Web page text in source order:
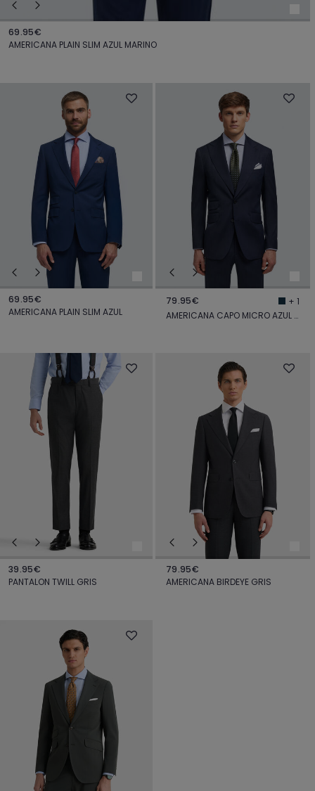
69.95€
AMERICANA PLAIN SLIM AZUL MARINO
69.95€
AMERICANA PLAIN SLIM AZUL
79.95€
+ 1
AMERICANA CAPO MICRO AZUL MARINO
39.95€
PANTALON TWILL GRIS
79.95€
AMERICANA BIRDEYE GRIS